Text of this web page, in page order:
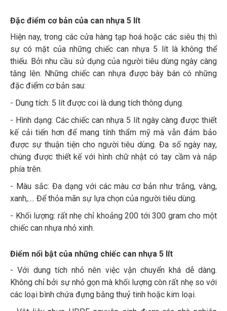
Đặc điểm cơ bản của can nhựa 5 lít
Hiện nay, trong các cửa hàng tạp hoá hoặc các siêu thị thì
sự có mặt của những chiếc can nhựa 5 lít là không thể
thiếu. Bởi nhu cầu sử dụng của người tiêu dùng ngày càng
tăng lên. Những chiếc can nhựa được bày bán có những
đặc điểm cơ bản sau:
- Dung tích: 5 lít được coi là dung tích thông dụng.
- Hình dạng: Các chiếc can nhựa 5 lít ngày càng được thiết
kế cải tiến hơn để mang tính thẩm mỹ mà vẫn đảm bảo
được sự thuận tiện cho người tiêu dùng. Đa số ngày nay,
chúng được thiết kế với hình chữ nhật có tay cầm và nắp
phía trên.
- Màu sắc: Đa dạng với các màu cơ bản như trắng, vàng,
xanh,…. Để thỏa mãn sự lựa chọn của người tiêu dùng.
- Khối lượng: rất nhẹ chỉ khoảng 200 tới 300 gram cho một
chiếc can nhựa nhỏ xinh.
Điểm nổi bật của những chiếc can nhựa 5 lít
- Với dung tích nhỏ nên việc vận chuyển khá dễ dàng.
Không chỉ bởi sự nhỏ gọn mà khối lượng còn rất nhẹ so với
các loại bình chứa đựng bằng thuỷ tinh hoặc kim loại.